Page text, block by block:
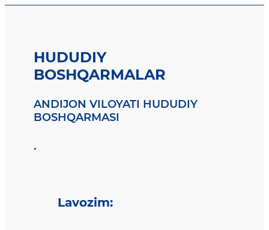
HUDUDIY
BOSHQARMALAR
ANDIJON VILOYATI HUDUDIY
BOSHQARMASI
.
Lavozim: